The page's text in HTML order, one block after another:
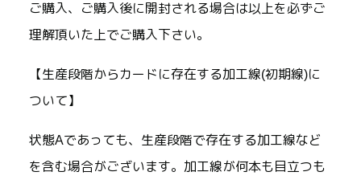
ご購入、ご購入後に開封される場合は以上を必ずご
理解頂いた上でご購入下さい。
【生産段階からカードに存在する加工線(初期線)に
ついて】
状態Aであっても、生産段階で存在する加工線など
を含む場合がございます。加工線が何本も目立つも